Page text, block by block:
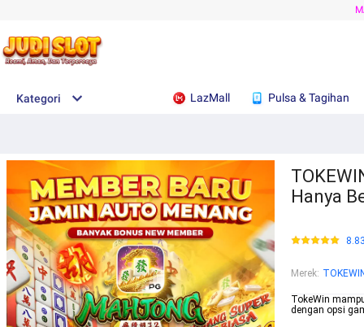
Kategori LazMall Pulsa & Tagihan
Hanya
Merek:
TokeWin
dengan opsi